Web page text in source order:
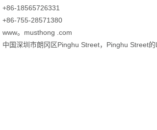
+86-18565726331
+86-755-28571380
www。musthong .com
中国深圳市朗冈区Pinghu Street，Pinghu Street